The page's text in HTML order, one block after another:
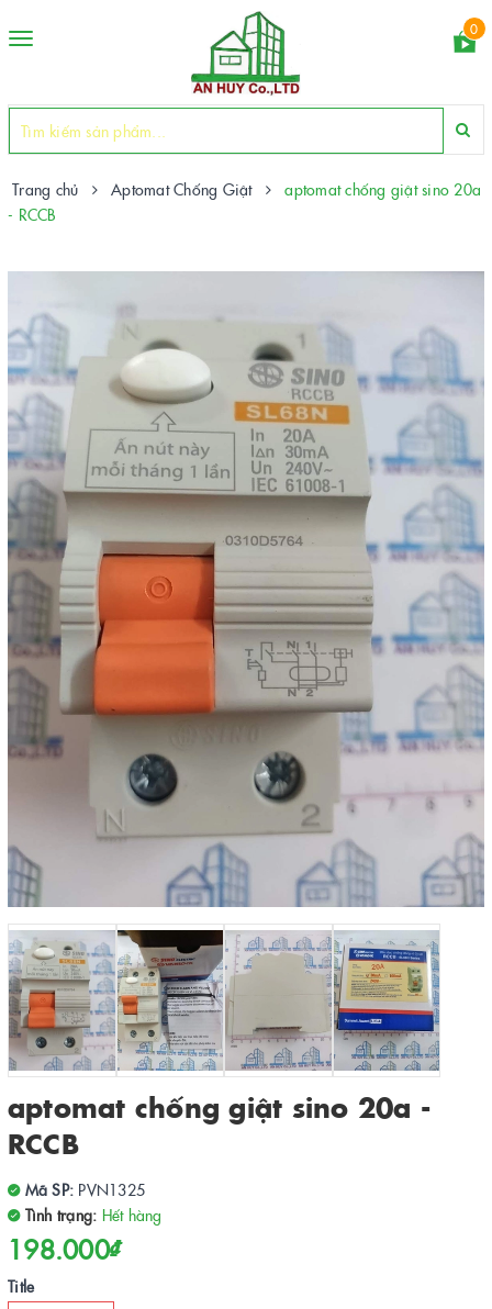
Toggle
0
Trang chủ Aptomat Chống Giật
aptomat chống giật sino 20a
- RCCB
aptomat chống giật sino 20a -
RCCB
Mã SP: PVN1325
Tình trạng: Hết hàng
198.000₫
Title